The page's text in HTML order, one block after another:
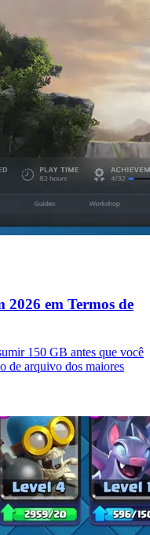
2026 em Termos de
150 GB antes que você
de arquivo dos maiores